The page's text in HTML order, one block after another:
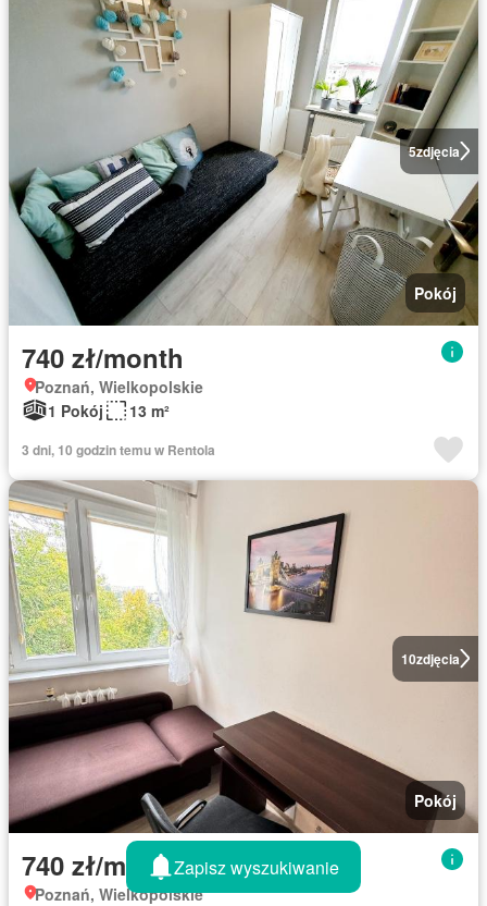
5zdjęcia
Pokój
740 zł/month
Poznań, Wielkopolskie
1 Pokój
13 m²
3 dni, 10 godzin temu w Rentola
10zdjęcia
Pokój
740 zł/month
Poznań, Wielkopolskie
Zapisz wyszukiwanie